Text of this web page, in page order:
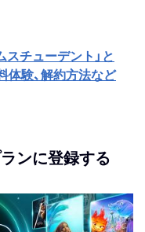
スチューデント」と
体験、解約方法など
ンに登録する